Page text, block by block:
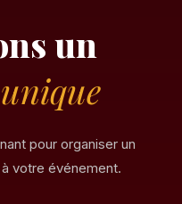
un
pour organiser un
votre événement.